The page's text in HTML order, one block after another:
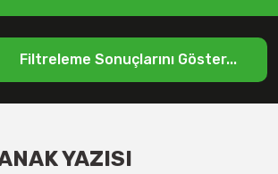
Filtreleme Sonuçlarını Göster...
YAZISI